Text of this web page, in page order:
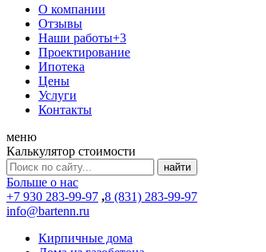
О компании
Отзывы
Наши работы+3
Проектирование
Ипотека
Цены
Услуги
Контакты
меню
Калькулятор стоимости
Больше о нас
+7 930 283-99-97 ,8 (831) 283-99-97
info@bartenn.ru
Кирпичные дома